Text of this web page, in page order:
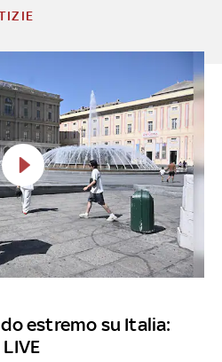
estremo su Italia: